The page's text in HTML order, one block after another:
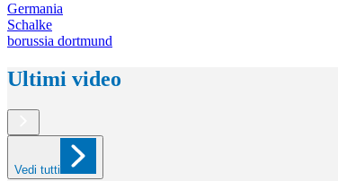
Germania
Schalke
borussia dortmund
Ultimi video
Vedi tutti